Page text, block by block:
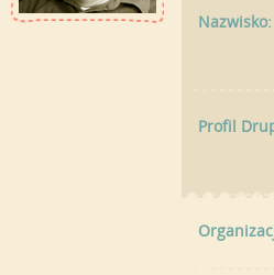
Nazwisko:
Profil